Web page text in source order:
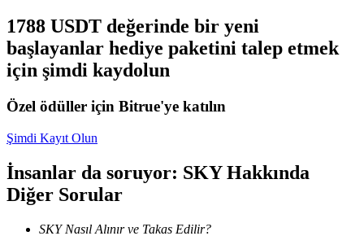
1788 USDT değerinde bir yeni
başlayanlar hediye paketini talep etmek
için şimdi kaydolun
Özel ödüller için Bitrue'ye katılın
Şimdi Kayıt Olun
İnsanlar da soruyor: SKY Hakkında
Diğer Sorular
SKY Nasıl Alınır ve Takas Edilir?